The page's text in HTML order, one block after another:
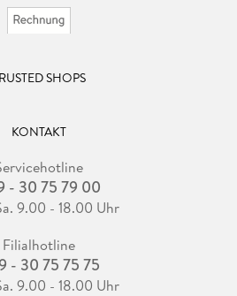
SHOPS
KONTAKT
- 30 75 79 00
9.00 - 18.00 Uhr
Filialhotline
- 30 75 75 75
9.00 - 18.00 Uhr